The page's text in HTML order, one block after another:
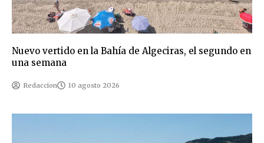
Nuevo vertido en la Bahía de Algeciras, el segundo en
una semana
Redaccion 10 agosto 2026